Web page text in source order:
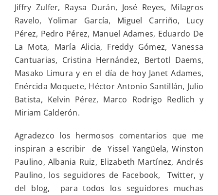
Jiffry Zulfer, Raysa Durán, José Reyes, Milagros
Ravelo, Yolimar García, Miguel Carriño, Lucy
Pérez, Pedro Pérez, Manuel Adames, Eduardo De
La Mota, María Alicia, Freddy Gómez, Vanessa
Cantuarias, Cristina Hernández, Bertotl Daems,
Masako Limura y en el día de hoy Janet Adames,
Enércida Moquete, Héctor Antonio Santillán, Julio
Batista, Kelvin Pérez, Marco Rodrigo Redlich y
Miriam Calderón.
Agradezco los hermosos comentarios que me
inspiran a escribir de Yissel Yangüela, Winston
Paulino, Albania Ruiz, Elizabeth Martínez, Andrés
Paulino, los seguidores de Facebook, Twitter, y
del blog, para todos los seguidores muchas